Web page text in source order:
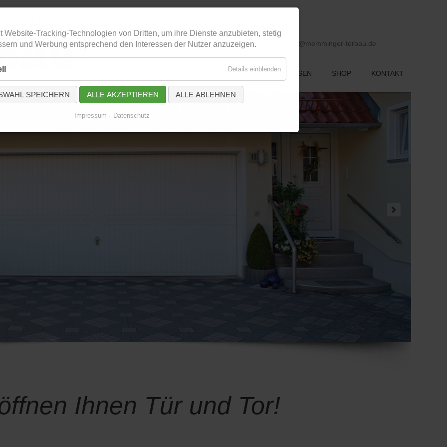
Telefon 08331-8381 0 | info@memminger-torbau.de
überspringen
OBJEKTBAU MESSEN SHOP KONTAKT
Ihnen Tür und Tor!
Website-Tracking-Technologien von Dritten, um ihre Dienste anzubieten, stetig
und Werbung entsprechend den Interessen der Nutzer anzuzeigen.
Details einblenden
SPEICHERN ALLE AKZEPTIEREN ALLE ABLEHNEN
Impressum Datenschutz